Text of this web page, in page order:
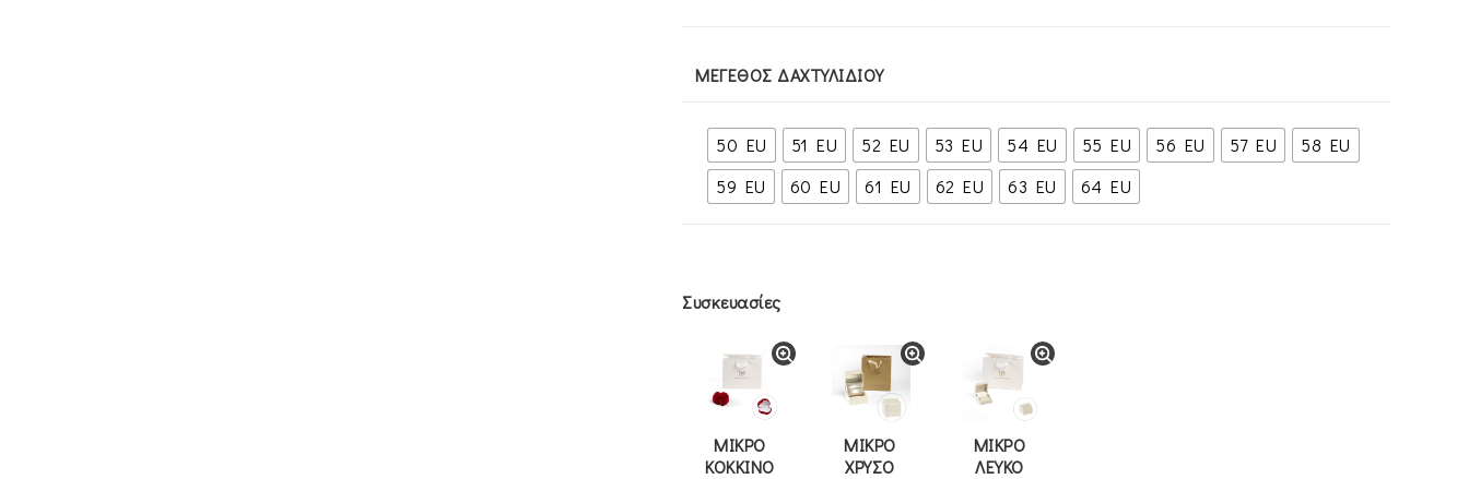
ΜΈΓΕΘΟΣ ΔΑΧΤΥΛΙΔΙΟΎ
50 EU 51 EU 52 EU 53 EU 54 EU 55 EU 56 EU 57 EU
58 EU
59 EU
60 EU 61 EU 62 EU 63 EU 64 EU
Συσκευασίες
ΜΙΚΡΟ
ΚΟΚΚΙΝΟ
ΜΙΚΡΟ
ΧΡΥΣΟ
ΜΙΚΡΟ
ΛΕΥΚΟ